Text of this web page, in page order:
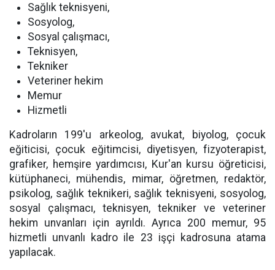
Sağlık teknisyeni,
Sosyolog,
Sosyal çalışmacı,
Teknisyen,
Tekniker
Veteriner hekim
Memur
Hizmetli
Kadroların 199'u arkeolog, avukat, biyolog, çocuk
eğiticisi, çocuk eğitimcisi, diyetisyen, fizyoterapist,
grafiker, hemşire yardımcısı, Kur'an kursu öğreticisi,
kütüphaneci, mühendis, mimar, öğretmen, redaktör,
psikolog, sağlık teknikeri, sağlık teknisyeni, sosyolog,
sosyal çalışmacı, teknisyen, tekniker ve veteriner
hekim unvanları için ayrıldı. Ayrıca 200 memur, 95
hizmetli unvanlı kadro ile 23 işçi kadrosuna atama
yapılacak.